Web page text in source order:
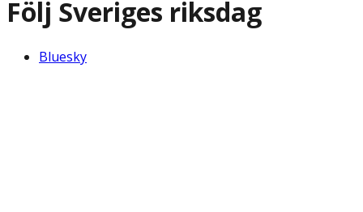
Följ Sveriges riksdag
Bluesky